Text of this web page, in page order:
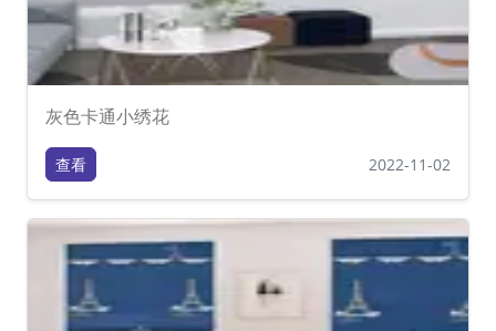
灰色卡通小绣花
查看 2022-11-02